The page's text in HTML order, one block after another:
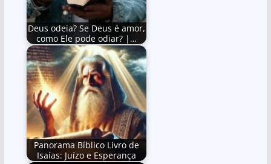
Deus odeia? Se Deus é amor,
como Ele pode odiar? |…
Panorama Bíblico Livro de
Isaías: Juízo e Esperança